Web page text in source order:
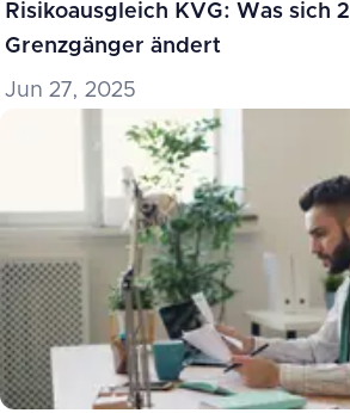
Risikoausgleich KVG: Was sich
Grenzgänger ändert
Jun 27, 2025